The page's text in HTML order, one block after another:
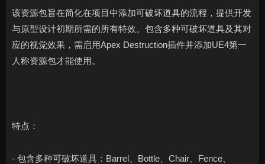
该资源包旨在简化在项目中添加可破坏道具的流程，提供开发
与原型设计初期所需的所有特效。包含多种可破坏道具及其对
应的视觉效果，需启用Apex Destruction插件并添加UE4第一
人称资源包才能使用。
特点：
- 包含多种可破坏道具：Barrel、Bottle、Chair、Fence、